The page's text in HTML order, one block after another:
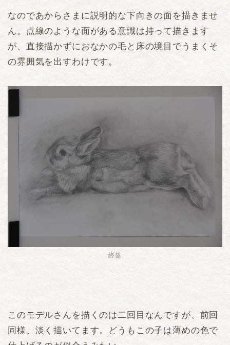
なのであからさまに説明的な下向きの面を描きませ
ん。点線のような面がある意識は持って描きます
が、直接描かずにおなかの毛と床の境目でうまくそ
の雰囲気を出すわけです。
終盤
このモデルさんを描くのは二回目なんですが、前回
同様、淡く描いてます。どうもこの子は薄めの色で